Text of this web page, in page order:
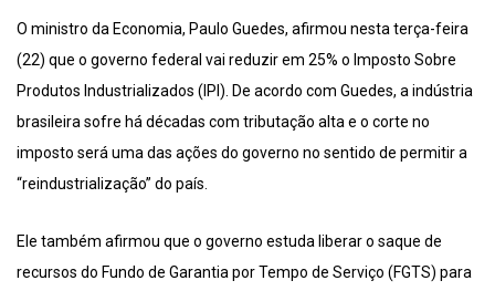
O ministro da Economia, Paulo Guedes, afirmou nesta terça-feira
(22) que o governo federal vai reduzir em 25% o Imposto Sobre
Produtos Industrializados (IPI). De acordo com Guedes, a indústria
brasileira sofre há décadas com tributação alta e o corte no
imposto será uma das ações do governo no sentido de permitir a
“reindustrialização” do país.
Ele também afirmou que o governo estuda liberar o saque de
recursos do Fundo de Garantia por Tempo de Serviço (FGTS) para